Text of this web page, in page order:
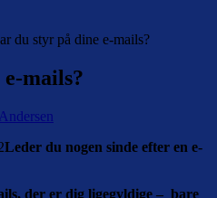
du styr på dine e-mails?
mails?
Leder du nogen sinde efter en e-
der er dig ligegyldige – bare